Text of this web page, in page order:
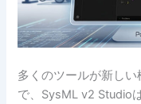
多くのツールが新し
で、SysML v2 Studio